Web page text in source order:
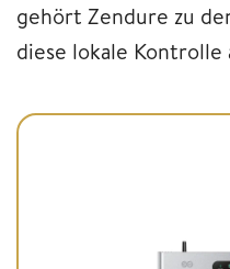
gehört Zendure zu
diese lokale